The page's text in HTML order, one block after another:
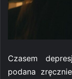
Czasem
podana